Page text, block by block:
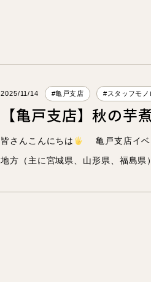
2025/11/14 #亀戸支店 #スタッフモノ
【亀戸支店】秋の芋
皆さんこんにちは 亀戸支店イベ
地方（主に宮城県、山形県、福島